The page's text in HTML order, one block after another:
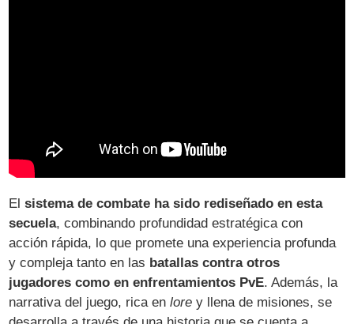
Elsistema de combate ha sido rediseñado en esta
secuela, combinando profundidad estratégica con
acción rápida, lo que promete una experiencia profunda
y compleja tanto en las batallas contra otros
jugadores como en enfrentamientos PvE. Además, la
narrativa del juego, rica enlore y llena de misiones, se